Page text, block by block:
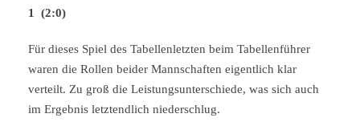
1 (2:0)
Für dieses Spiel des Tabellenletzten beim Tabellenführer
waren die Rollen beider Mannschaften eigentlich klar
verteilt. Zu groß die Leistungsunterschiede, was sich auch
im Ergebnis letztendlich niederschlug.